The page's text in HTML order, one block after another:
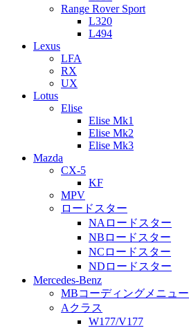
Range Rover Sport
L320
L494
Lexus
LFA
RX
UX
Lotus
Elise
Elise Mk1
Elise Mk2
Elise Mk3
Mazda
CX-5
KF
MPV
ロードスター
NAロードスター
NBロードスター
NCロードスター
NDロードスター
Mercedes-Benz
MBコーディングメニュー
Aクラス
W177/V177